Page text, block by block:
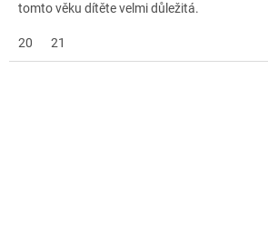
tomto věku dítěte velmi důležitá.
20 21